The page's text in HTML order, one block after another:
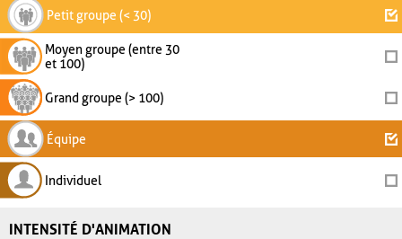
Petit groupe (< 30)
Moyen groupe (entre 30
et 100)
Grand groupe (> 100)
Équipe
Individuel
INTENSITÉ D'ANIMATION